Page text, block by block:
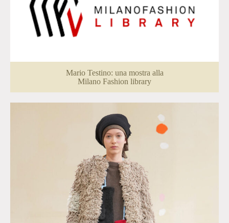
Mario Testino: una mostra alla
Milano Fashion library